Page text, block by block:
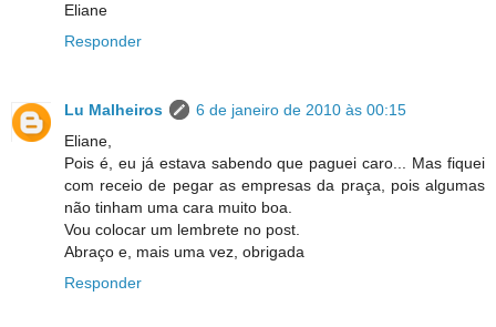
Eliane
Responder
Lu Malheiros
6 de janeiro de 2010 às 00:15
Eliane,
Pois é, eu já estava sabendo que paguei caro... Mas fiquei
com receio de pegar as empresas da praça, pois algumas
não tinham uma cara muito boa.
Vou colocar um lembrete no post.
Abraço e, mais uma vez, obrigada
Responder